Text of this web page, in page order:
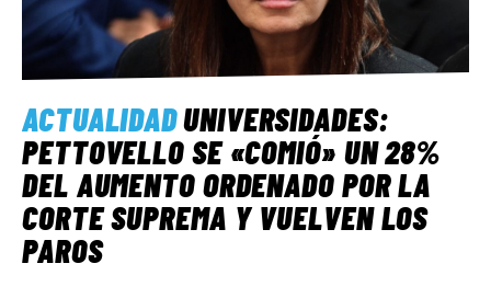
ACTUALIDADUNIVERSIDADES:
PETTOVELLO SE «COMIÓ» UN 28%
DEL AUMENTO ORDENADO POR LA
CORTE SUPREMA Y VUELVEN LOS
PAROS